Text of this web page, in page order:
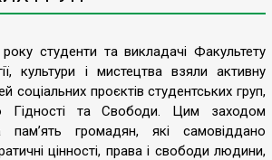
студенти та викладачі Факультету
культури і мистецтва взяли активну
соціальних проєктів студентських груп,
Гідності та Свободи. Цим заходом
пам’ять громадян, які самовіддано
цінності, права і свободи людини,